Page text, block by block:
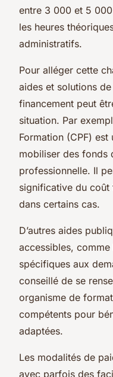
entre 3 000 et 5
les heures
administratifs.
Pour alléger cette
aides et solutions
financement peut
situation. Par
Formation (CPF)
mobiliser des fonds
professionnelle. Il
significative du
dans certains cas.
D’autres aides
accessibles,
spécifiques aux
conseillé de se
organisme de
compétents pour
adaptées.
Les modalités de
avec parfois des